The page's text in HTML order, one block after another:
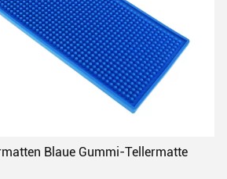
Blaue Gummi-Tellermatte